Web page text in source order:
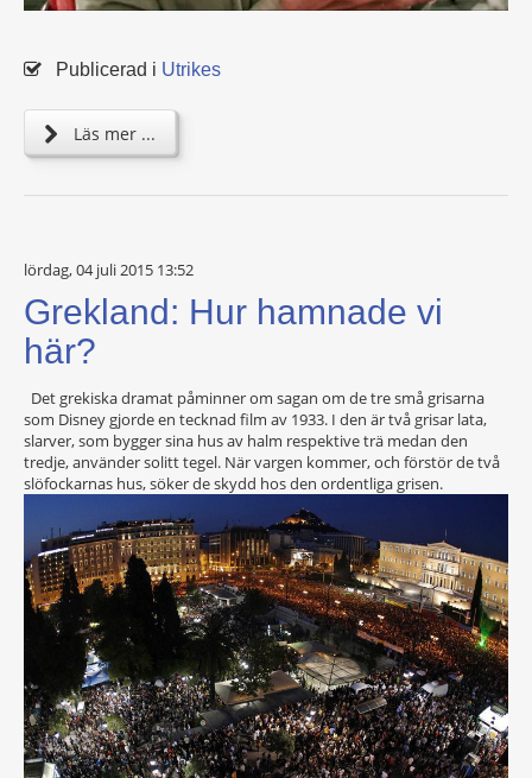
Publicerad i Utrikes
Läs mer ...
lördag, 04 juli 2015 13:52
Grekland: Hur hamnade vi
här?
Det grekiska dramat påminner om sagan om de tre små grisarna
som Disney gjorde en tecknad film av 1933. I den är två grisar lata,
slarver, som bygger sina hus av halm respektive trä medan den
tredje, använder solitt tegel. När vargen kommer, och förstör de två
slöfockarnas hus, söker de skydd hos den ordentliga grisen.